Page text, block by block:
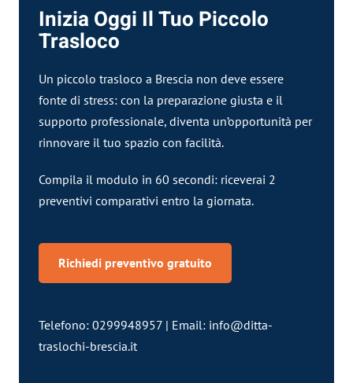
Inizia Oggi Il Tuo Piccolo
Trasloco
Un piccolo trasloco a Brescia non deve essere
fonte di stress: con la preparazione giusta e il
supporto professionale, diventa un’opportunità per
rinnovare il tuo spazio con facilità.
Compila il modulo in 60 secondi: riceverai 2
preventivi comparativi entro la giornata.
Richiedi preventivo gratuito
Telefono: 0299948957 | Email: info@ditta-
traslochi-brescia.it